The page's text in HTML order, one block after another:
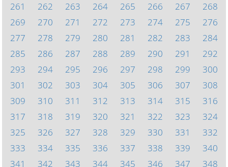
261
262 263 264 265 266 267
268
269
270 271 272 273 274 275
276
277
278 279 280 281 282 283
284
285
286 287 288 289 290 291
292
293
294 295 296 297 298 299
300
301
302 303 304 305 306 307
308
309
310 311 312 313 314 315
316
317
318 319 320 321 322 323
324
325
326 327 328 329 330 331
332
333
334 335 336 337 338 339
340
341
342 343 344 345 346 347 348